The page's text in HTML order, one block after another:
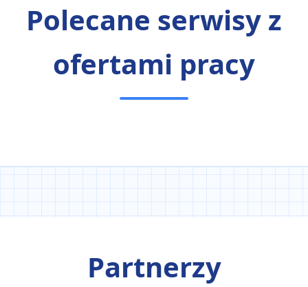
Polecane serwisy z
ofertami pracy
Partnerzy